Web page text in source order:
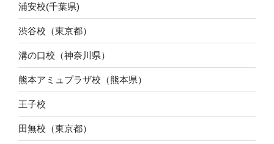
浦安校(千葉県)
渋谷校（東京都）
溝の口校（神奈川県）
熊本アミュプラザ校（熊本県）
王子校
田無校（東京都）